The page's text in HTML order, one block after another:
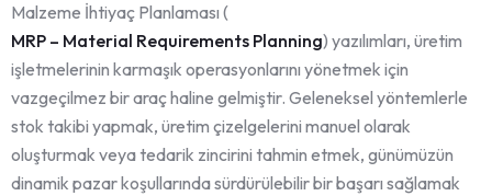
Malzeme İhtiyaç Planlaması (
MRP – Material Requirements Planning) yazılımları, üretim
işletmelerinin karmaşık operasyonlarını yönetmek için
vazgeçilmez bir araç haline gelmiştir. Geleneksel yöntemlerle
stok takibi yapmak, üretim çizelgelerini manuel olarak
oluşturmak veya tedarik zincirini tahmin etmek, günümüzün
dinamik pazar koşullarında sürdürülebilir bir başarı sağlamak